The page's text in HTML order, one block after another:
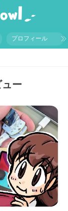
プロフィール
ー